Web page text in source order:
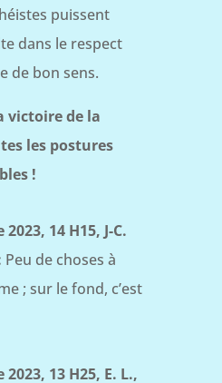
puissent
dans le respect
de bon sens.
victoire de la
les postures
!
14 H15, J-C.
Peu de choses à
; sur le fond, c’est
13 H25, E. L.,